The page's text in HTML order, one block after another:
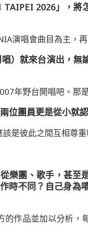
2026」，將
演唱會曲目為主，
）就來台演出，無
年野台開唱吧。那
團員更是從小就
是彼此之間互相尊重
樂團、歌手，甚至
時不同？自己身為
的作品並加以分析